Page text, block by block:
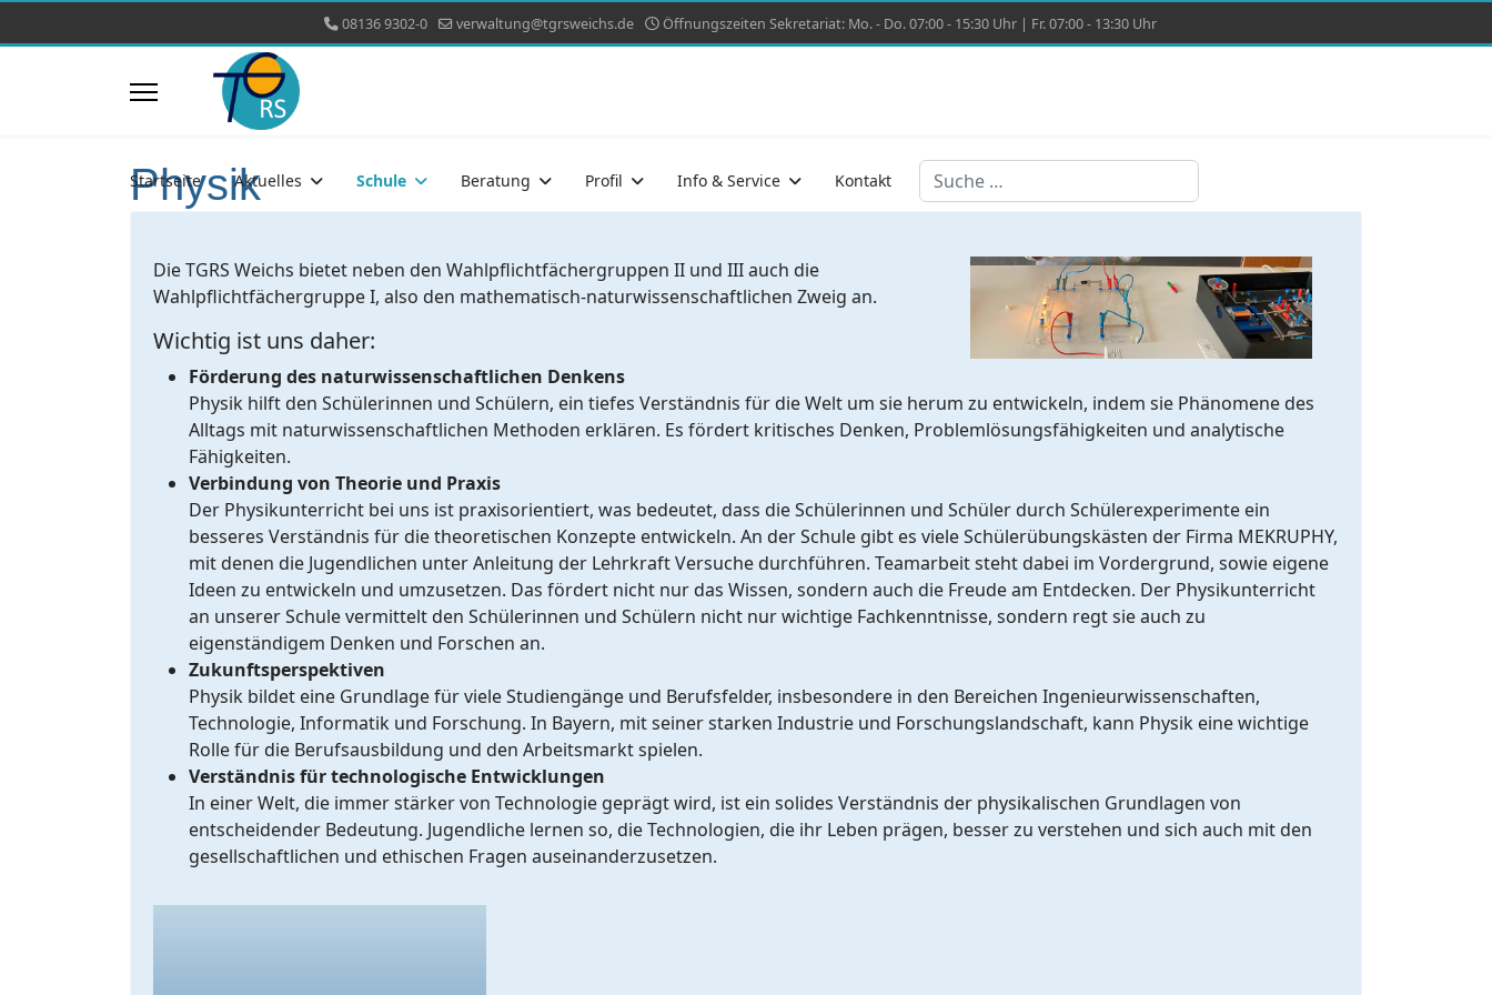
08136 9302-0 verwaltung@tgrsweichs.de Öffnungszeiten Sekretariat: Mo. - Do. 07:00 - 15:30 Uhr | Fr. 07:00 - 13:30 Uhr
Startseite Aktuelles Schule Beratung Profil Info & Service Kontakt Suchen
Physik
Die TGRS Weichs bietet neben den Wahlpflichtfächergruppen II und III auch die
Wahlpflichtfächergruppe I, also den mathematisch-naturwissenschaftlichen Zweig an.
Wichtig ist uns daher:
Förderung des naturwissenschaftlichen Denkens
Physik hilft den Schülerinnen und Schülern, ein tiefes Verständnis für die Welt um sie herum zu entwickeln, indem sie Phänomene des
Alltags mit naturwissenschaftlichen Methoden erklären. Es fördert kritisches Denken, Problemlösungsfähigkeiten und analytische
Fähigkeiten.
Verbindung von Theorie und Praxis
Der Physikunterricht bei uns ist praxisorientiert, was bedeutet, dass die Schülerinnen und Schüler durch Schülerexperimente ein
besseres Verständnis für die theoretischen Konzepte entwickeln. An der Schule gibt es viele Schülerübungskästen der Firma MEKRUPHY,
mit denen die Jugendlichen unter Anleitung der Lehrkraft Versuche durchführen. Teamarbeit steht dabei im Vordergrund, sowie eigene
Ideen zu entwickeln und umzusetzen. Das fördert nicht nur das Wissen, sondern auch die Freude am Entdecken. Der Physikunterricht
an unserer Schule vermittelt den Schülerinnen und Schülern nicht nur wichtige Fachkenntnisse, sondern regt sie auch zu
eigenständigem Denken und Forschen an.
Zukunftsperspektiven
Physik bildet eine Grundlage für viele Studiengänge und Berufsfelder, insbesondere in den Bereichen Ingenieurwissenschaften,
Technologie, Informatik und Forschung. In Bayern, mit seiner starken Industrie und Forschungslandschaft, kann Physik eine wichtige
Rolle für die Berufsausbildung und den Arbeitsmarkt spielen.
Verständnis für technologische Entwicklungen
In einer Welt, die immer stärker von Technologie geprägt wird, ist ein solides Verständnis der physikalischen Grundlagen von
entscheidender Bedeutung. Jugendliche lernen so, die Technologien, die ihr Leben prägen, besser zu verstehen und sich auch mit den
gesellschaftlichen und ethischen Fragen auseinanderzusetzen.